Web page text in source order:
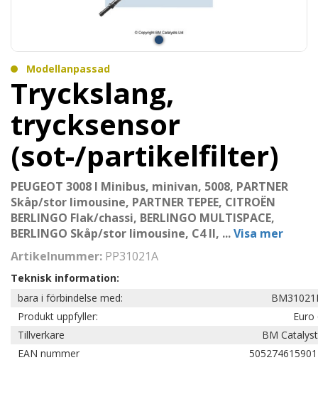
Modellanpassad
Tryckslang,
trycksensor
(sot-/partikelfilter)
PEUGEOT 3008 I Minibus, minivan, 5008, PARTNER
Skåp/stor limousine, PARTNER TEPEE, CITROËN
BERLINGO Flak/chassi, BERLINGO MULTISPACE,
BERLINGO Skåp/stor limousine, C4 II, ...Visa mer
Artikelnummer: PP31021A
Teknisk information:
bara i förbindelse med:
Produkt uppfyller:
Euro
Tillverkare
BM
EAN nummer